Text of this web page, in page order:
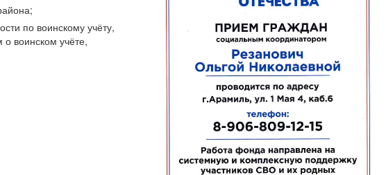
по воинскому учёту,
воинском учёте,